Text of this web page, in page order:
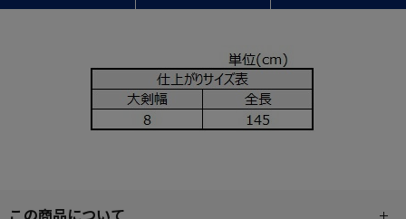
この商品について